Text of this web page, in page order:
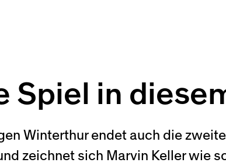
Spiel in
Winterthur endet auch die
zeichnet sich Marvin Keller wie